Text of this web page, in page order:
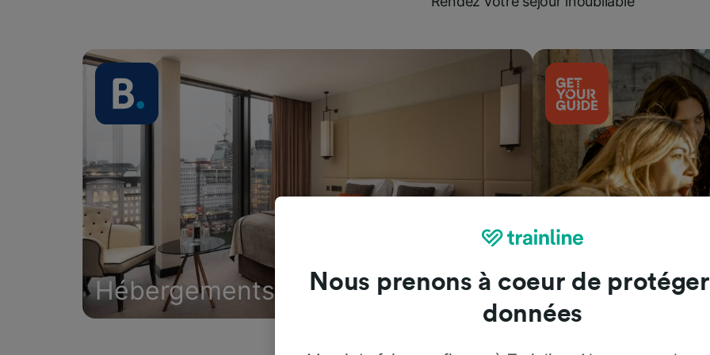
Hébergements Attractions
Nous prenons à coeur de
données